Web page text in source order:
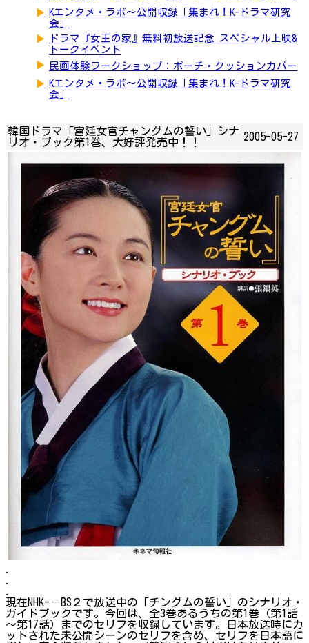
▶ Kエンタメ・ラボ～公開収録「集まれ！K-ドラマ研究
会」
▶
ドラマ『女王の家』無料初放送記念 スペシャル上映&
トークイベント
▶ 民画体験ワークショップ：ポーチ・クッションカバー
▶ Kエンタメ・ラボ～公開収録「集まれ！K-ドラマ研究
会」
韓国ドラマ「宮廷女官チャングムの誓い」シナ
リオ・ブック第1巻、大好評発売中！！
2005-05-27
現在NHK-－BS２で放送中の「チングムの誓い」のシナリオ・
ガイドブックです。今回は、全3巻あるうちの第1巻（第1話
～第17話）までのセリフを収録しています。日本放送時にカ
ットされた未公開シーンのセリフを含め、セリフを日本語に